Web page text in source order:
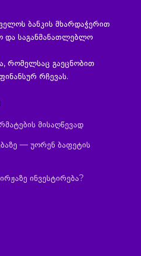
ბანკის მხარდაჭერით
და საგანმანათლებლო
რომელსაც გაეცნობით
რჩევას.
მისაღწევად
— უორენ ბაფეტის
ინვესტირება?